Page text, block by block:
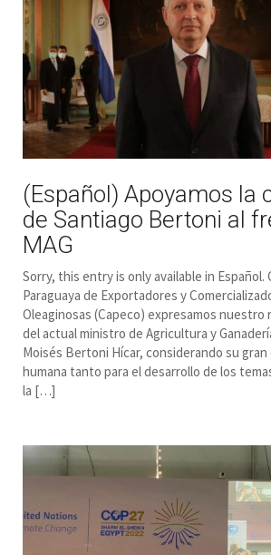
(Español) Apoyamos la
de Santiago Bertoni al
MAG
Sorry, this entry is only available in Español.
Paraguaya de Exportadores y
Oleaginosas (Capeco) expresamos nuestro
del actual ministro de Agricultura y
Moisés Bertoni Hícar, considerando su
humana tanto para el desarrollo de los
la […]